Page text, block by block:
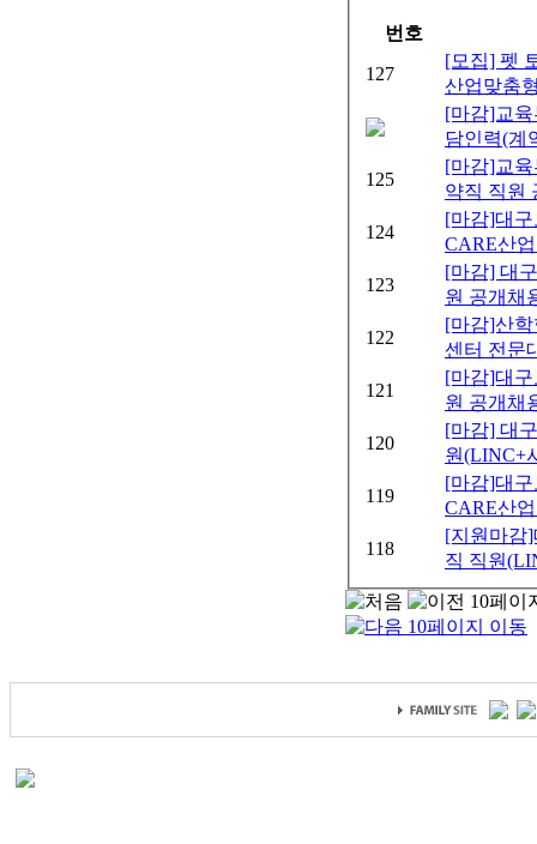
번호
127
[모집] 펫
산업맞춤
[마감]교
담인력(계
125
[마감]교
약직 직원
124
[마감]대
CARE산
123
[마감] 대
원 공개채
122
[마감]산
센터 전문
121
[마감]대
원 공개채
120
[마감] 대
원(LINC+
119
[마감]대
CARE산
118
[지원마감
직 직원